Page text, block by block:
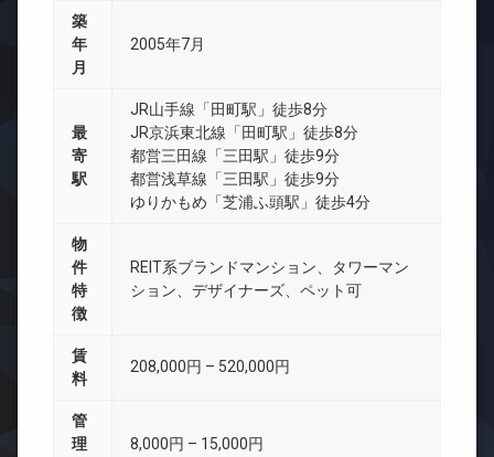
築
年
月
2005年7月
最
寄
駅
JR山手線「田町駅」徒歩8分
JR京浜東北線「田町駅」徒歩8分
都営三田線「三田駅」徒歩9分
都営浅草線「三田駅」徒歩9分
ゆりかもめ「芝浦ふ頭駅」徒歩4分
物
件
特
徴
REIT系ブランドマンション、タワーマン
ション、デザイナーズ、ペット可
賃
料
208,000円 – 520,000円
管
理
8,000円 – 15,000円